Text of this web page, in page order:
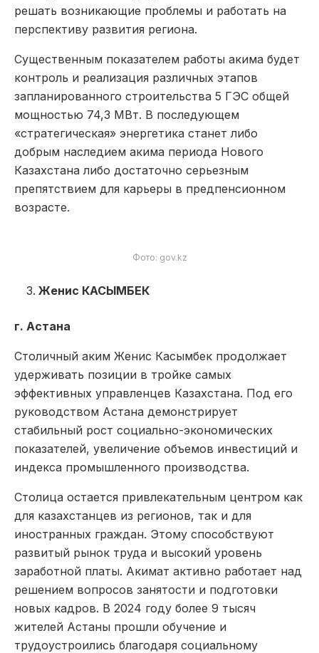
решать возникающие проблемы и работать на
перспективу развития региона.
Существенным показателем работы акима будет
контроль и реализация различных этапов
запланированного строительства 5 ГЭС общей
мощностью 74,3 МВт. В последующем
«стратегическая» энергетика станет либо
добрым наследием акима периода Нового
Казахстана либо достаточно серьезным
препятствием для карьеры в предпенсионном
возрасте.
Фото: gov.kz
Женис КАСЫМБЕК
г. Астана
Столичный аким Женис Касымбек продолжает
удерживать позиции в тройке самых
эффективных управленцев Казахстана. Под его
руководством Астана демонстрирует
стабильный рост социально-экономических
показателей, увеличение объемов инвестиций и
индекса промышленного производства.
Столица остается привлекательным центром как
для казахстанцев из регионов, так и для
иностранных граждан. Этому способствуют
развитый рынок труда и высокий уровень
заработной платы. Акимат активно работает над
решением вопросов занятости и подготовки
новых кадров. В 2024 году более 9 тысяч
жителей Астаны прошли обучение и
трудоустроились благодаря социальному